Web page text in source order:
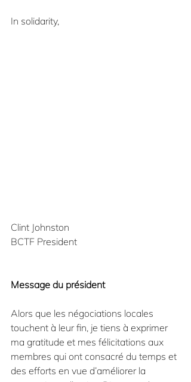
In solidarity,
Clint Johnston
BCTF President
Message du président
Alors que les négociations locales
touchent à leur fin, je tiens à exprimer
ma gratitude et mes félicitations aux
membres qui ont consacré du temps et
des efforts en vue d’améliorer la